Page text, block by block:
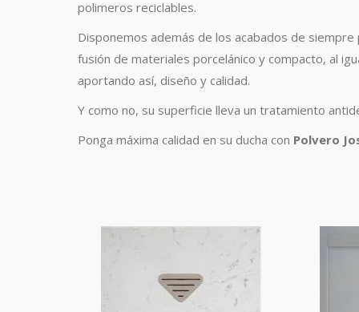
polimeros reciclables.
Disponemos además de los acabados de
fusión de materiales porcelánico y compacto, al
aportando así, diseño y calidad.
Y como no, su superficie lleva un tratamiento
Ponga máxima calidad en su ducha con Polvero